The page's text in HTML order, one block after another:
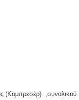
(Kομπρεσέρ) ,συνολικού